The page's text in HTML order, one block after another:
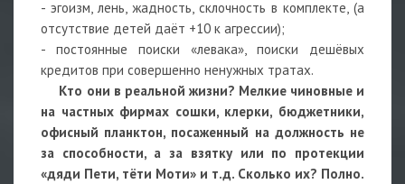
- эгоизм, лень, жадность, склочность в комплекте, (а
отсутствие детей даёт +10 к агрессии);
- постоянные поиски «левака», поиски дешёвых
кредитов при совершенно ненужных тратах.
Кто они в реальной жизни? Мелкие чиновные и
на частных фирмах сошки, клерки, бюджетники,
офисный планктон, посаженный на должность не
за способности, а за взятку или по протекции
«дяди Пети, тёти Моти» и т.д. Сколько их? Полно.